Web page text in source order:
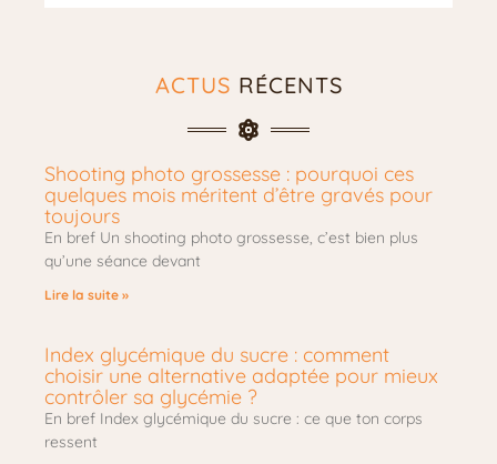
ACTUS RÉCENTS
Shooting photo grossesse : pourquoi ces
quelques mois méritent d’être gravés pour
toujours
En bref Un shooting photo grossesse, c’est bien plus
qu’une séance devant
Lire la suite »
Index glycémique du sucre : comment
choisir une alternative adaptée pour mieux
contrôler sa glycémie ?
En bref Index glycémique du sucre : ce que ton corps
ressent